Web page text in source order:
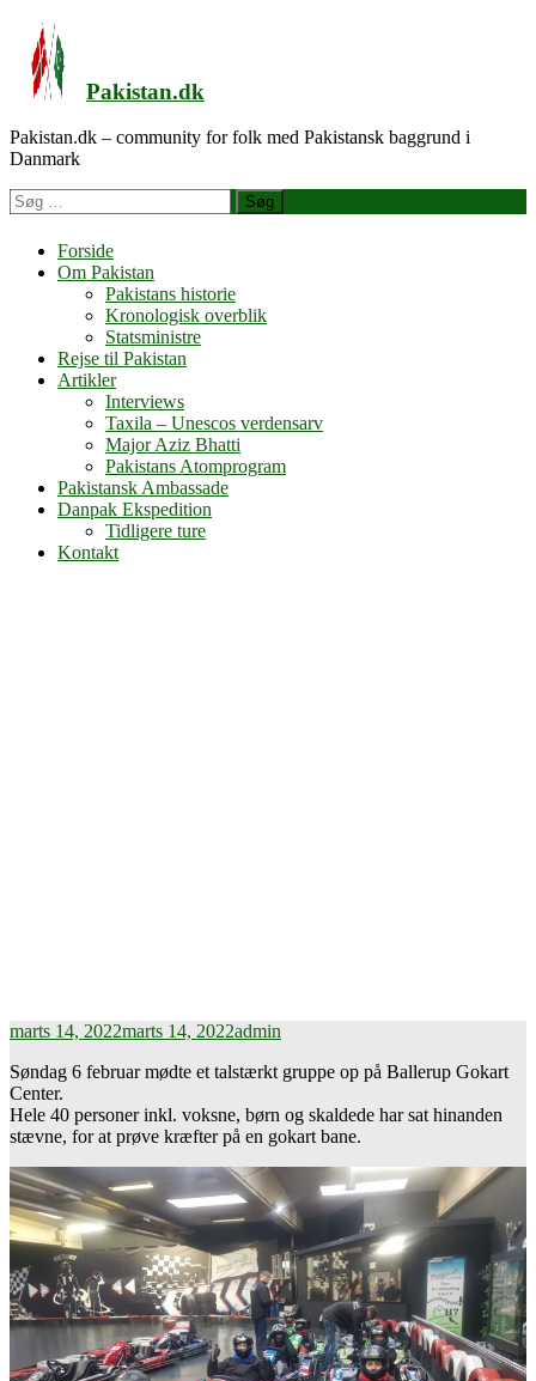
Videre
indhold
Pakistan.dk
Pakistan.dk – community for folk med Pakistansk baggrund i
Danmark
Søg
efter
Forside
Om Pakistan
Pakistans historie
Kronologisk overblik
Statsministre
Rejse til Pakistan
Artikler
Interviews
Taxila – Unescos verdensarv
Major Aziz Bhatti
Pakistans Atomprogram
Pakistansk Ambassade
Danpak Ekspedition
Tidligere ture
Kontakt
marts 14, 2022marts 14, 2022admin
Søndag 6 februar mødte et talstærkt gruppe op på Ballerup Gokart
Center.
Hele 40 personer inkl. voksne, børn og skaldede har sat hinanden
stævne, for at prøve kræfter på en gokart bane.